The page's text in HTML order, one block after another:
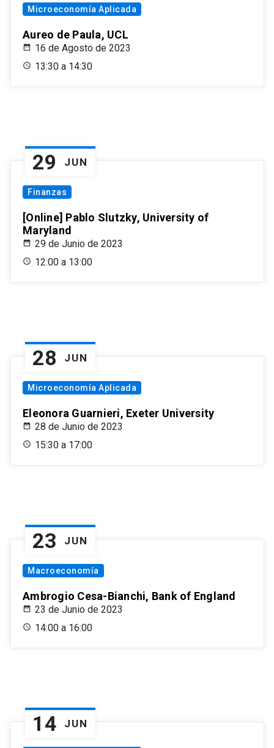
Microeconomía Aplicada
Aureo de Paula, UCL
16 de Agosto de 2023
13:30 a 14:30
29 JUN
Finanzas
[Online] Pablo Slutzky, University of
Maryland
29 de Junio de 2023
12:00 a 13:00
28 JUN
Microeconomía Aplicada
Eleonora Guarnieri, Exeter University
28 de Junio de 2023
15:30 a 17:00
23 JUN
Macroeconomía
Ambrogio Cesa-Bianchi, Bank of England
23 de Junio de 2023
14:00 a 16:00
14 JUN